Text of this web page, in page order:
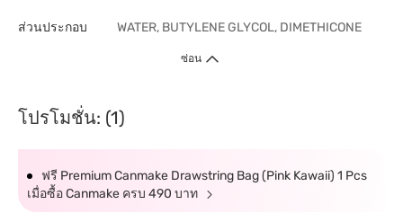
ส่วนประกอบ WATER, BUTYLENE GLYCOL, DIMETHICONE
ซ่อน
โปรโมชั่น: (1)
ฟรี Premium Canmake Drawstring Bag (Pink Kawaii) 1 Pcs
เมื่อซื้อ Canmake ครบ 490 บาท